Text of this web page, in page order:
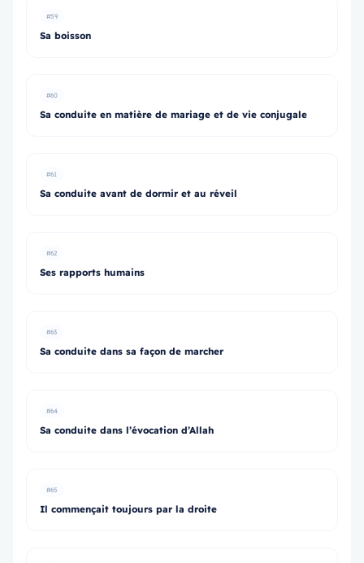
#59
Sa boisson
#60
Sa conduite en matière de mariage et de vie conjugale
#61
Sa conduite avant de dormir et au réveil
#62
Ses rapports humains
#63
Sa conduite dans sa façon de marcher
#64
Sa conduite dans l’évocation d’Allah
#65
Il commençait toujours par la droite